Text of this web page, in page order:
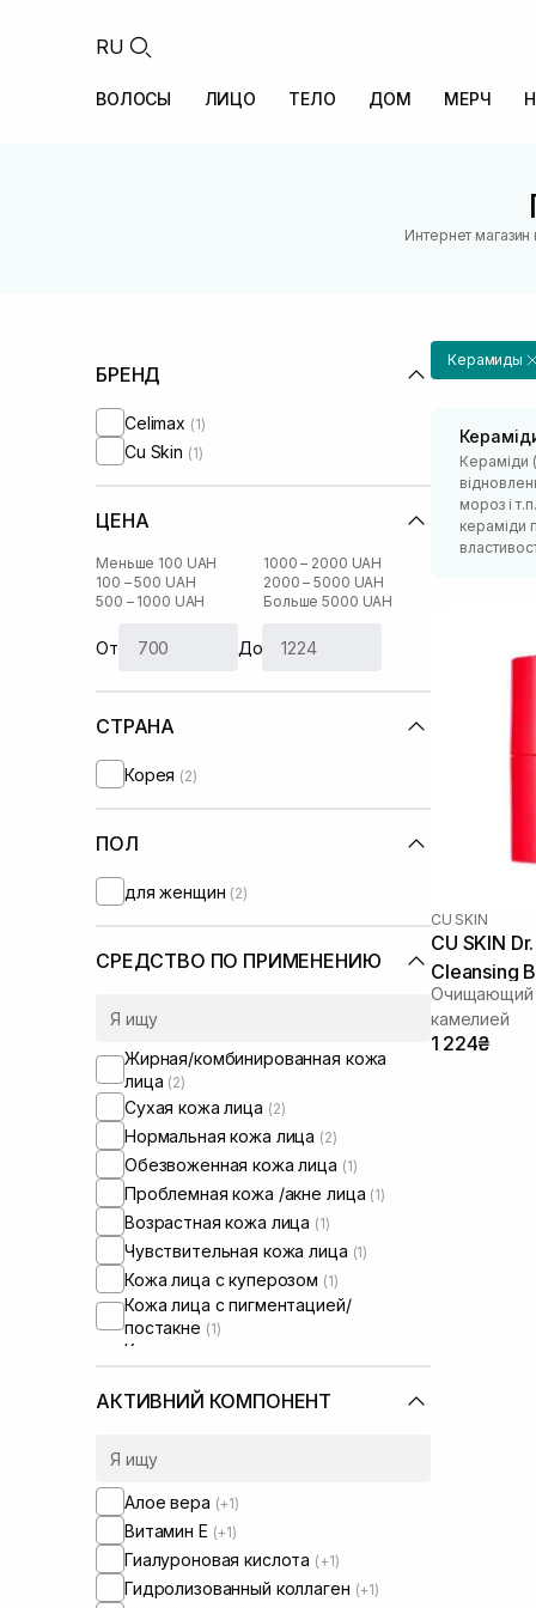
RU
ВОЛОСЫ ЛИЦО ТЕЛО ДОМ МЕРЧ
Интернет магазин
БРЕНД
Celimax (1)
Cu Skin (1)
ЦЕНА
Меньше 100 UAH
100 – 500 UAH
500 – 1000 UAH
1000 – 2000 UAH
2000 – 5000 UAH
Больше 5000 UAH
От До
СТРАНА
Корея (2)
ПОЛ
для женщин (2)
СРЕДСТВО ПО ПРИМЕНЕНИЮ
Жирная/комбинированная кожа
лица (2)
Сухая кожа лица (2)
Нормальная кожа лица (2)
Обезвоженная кожа лица (1)
Проблемная кожа /акне лица (1)
Возрастная кожа лица (1)
Чувствительная кожа лица (1)
Кожа лица с куперозом (1)
Кожа лица с пигментацией/
постакне (1)
Кожа лица с расширенными порами
Кожа лица с нарушенным
микробиомом
АКТИВНИЙ КОМПОНЕНТ
Алое вера (+1)
Витамин Е (+1)
Гиалуроновая кислота (+1)
Гидролизованный коллаген (+1)
Керамиды
Кераміди
мороз і
кераміди
CU SKIN
CU SKIN
Cleansing
Очищающий
камелией
1 224₴